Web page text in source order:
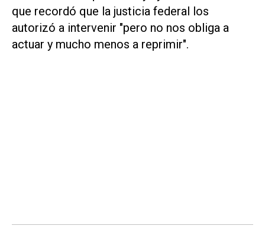
que recordó que la justicia federal los
autorizó a intervenir "pero no nos obliga a
actuar y mucho menos a reprimir".